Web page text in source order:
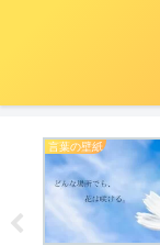
言葉の壁紙